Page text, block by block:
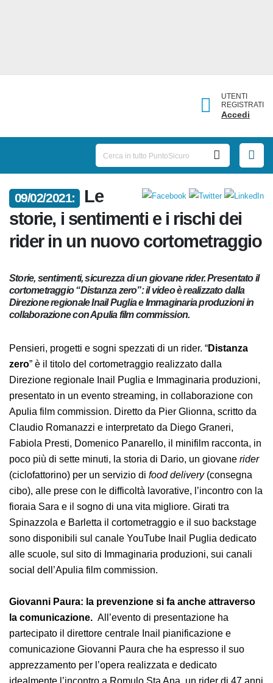
UTENTI
REGISTRATI
Accedi
09/02/2021:
Le
storie, i sentimenti e i rischi dei
rider in un nuovo
cortometraggio
Storie, sentimenti, sicurezza di un giovane rider.
Presentato il cortometraggio “Distanza zero”: il video è
Immaginaria produzioni in collaborazione con Apulia film
commission.
Pensieri, progetti e sogni spezzati di un rider.
“Distanza zero ” è il titolo del cortometraggio realizzato
dalla Direzione regionale Inail Puglia e Immaginaria
produzioni, presentato in un evento streaming, in
collaborazione con Apulia film commission. Diretto da
Pier Glionna, scritto da Claudio Romanazzi e
interpretato da Diego Graneri, Fabiola Presti,
Domenico Panarello, il minifilm racconta, in poco più di
sette minuti, la storia di Dario, un giovanerider
(ciclofattorino) per un servizio difood delivery
(consegna cibo), alle prese con le difficoltà lavorative,
l’incontro con la fioraia Sara e il sogno di una vita
migliore. Girati tra Spinazzola e Barletta il
canale YouTube Inail Puglia dedicato alle scuole, sul
sito di Immaginaria produzioni, sui canali social
dell’Apulia film commission.
Giovanni Paura: la prevenzione si fa anche